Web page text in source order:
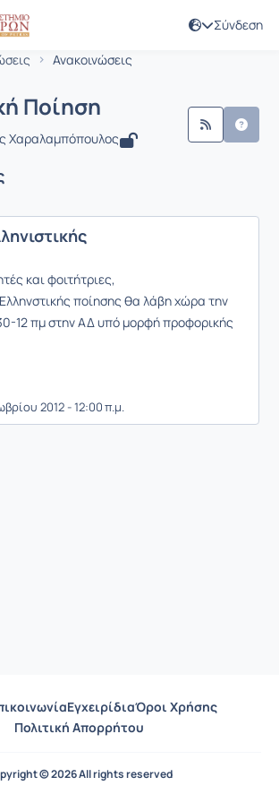
Σύνδεση
Ανακοινώσεις
Ποίηση
Ποίηση
Χαραλαμπόπουλος
και φοιτήτριες,
ποίησης θα λάβη χώρα την
12 πμ στην ΑΔ υπό μορφή προφορικής
2012 - 12:00 π.μ.
ΕγχειρίδιαΌροι Χρήσης
Πολιτική Απορρήτου
© 2026 All rights reserved